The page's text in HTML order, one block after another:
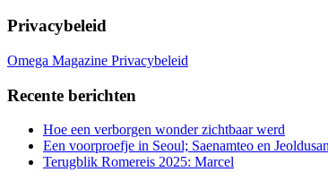
Privacybeleid
Omega Magazine Privacybeleid
Recente berichten
Hoe een verborgen wonder zichtbaar werd
Een voorproefje in Seoul; Saenamteo en Jeoldusan
Terugblik Romereis 2025: Marcel